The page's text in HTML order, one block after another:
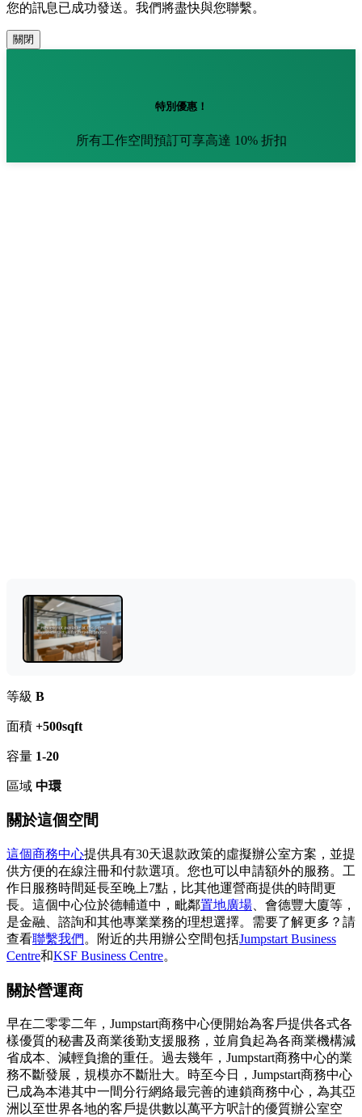
您的訊息已成功發送。我們將盡快與您聯繫。
關閉
特別優惠！
所有工作空間預訂可享高達 10% 折扣
等級 B
面積 +500sqft
容量 1-20
區域 中環
關於這個空間
這個商務中心提供具有30天退款政策的虛擬辦公室方案，並提
供方便的在線注冊和付款選項。您也可以申請額外的服務。工
作日服務時間延長至晚上7點，比其他運營商提供的時間更
長。這個中心位於德輔道中，毗鄰置地廣場 、會德豐大廈等，
是金融、諮詢和其他專業業務的理想選擇。需要了解更多？請
查看聯繫我們 。附近的共用辦公空間包括Jumpstart Business
Centre和KSF Business Centre。
關於營運商
早在二零零二年，Jumpstart商務中心便開始為客戶提供各式各
樣優質的秘書及商業後勤支援服務，並肩負起為各商業機構減
省成本、減輕負擔的重任。過去幾年，Jumpstart商務中心的業
務不斷發展，規模亦不斷壯大。時至今日，Jumpstart商務中心
已成為本港其中一間分行網絡最完善的連鎖商務中心，為其亞
洲以至世界各地的客戶提供數以萬平方呎計的優質辦公室空